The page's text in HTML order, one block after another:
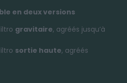
en deux versions
gravitaire, agréés jusqu’à
sortie haute, agréés